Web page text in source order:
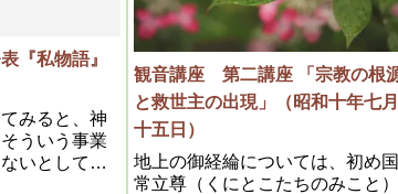
『私物語』
みると、神
ういう事業
いとして、
観音講座 第二講座 「宗教の根源
と救世主の出現」（昭和十年七月
十五日）
地上の御経綸については、初め国
常立尊（くにとこたちのみこと）